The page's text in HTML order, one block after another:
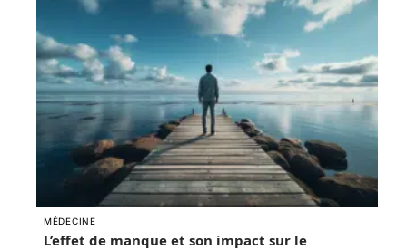
MÉDECINE
L’effet de manque et son impact sur le